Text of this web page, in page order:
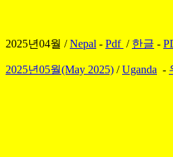
2025년04월 /Nepal - Pdf / 한글 -
2025년05월(May 2025) /Uganda -